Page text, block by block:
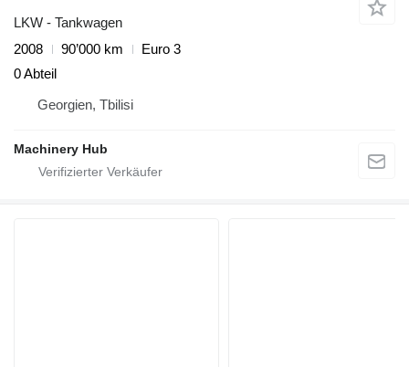
LKW - Tankwagen
2008
90’000 km
Euro 3
0 Abteil
Georgien, Tbilisi
Machinery Hub